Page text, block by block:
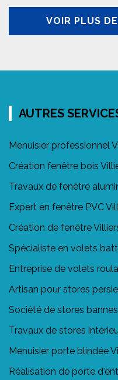
VOIR PLUS
AUTRES
Menuisier professionnel
Création fenêtre bois
Travaux de fenêtre
Expert en fenêtre PVC
Création de fenêtre
Spécialiste en volets
Entreprise de volets
Artisan pour stores
Société de stores
Travaux de stores
Menuisier porte blindée
Réalisation de porte